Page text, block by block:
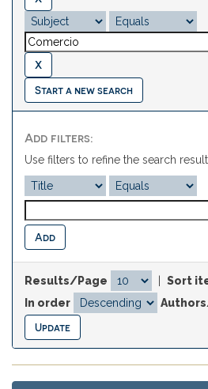
Start a new search
Add filters:
Use filters to refine the search
Results/Page
Sort
In order